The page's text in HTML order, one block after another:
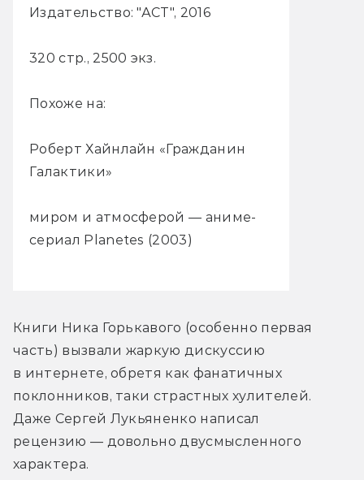
Издательство: "АСТ", 2016
320 стр., 2500 экз.
Похоже на:
Роберт Хайнлайн «Гражданин
Галактики»
миром и атмосферой — аниме-
сериал Planetes (2003)
Книги Ника Горькавого (особенно первая
часть) вызвали жаркую дискуссию
в интернете, обретя как фанатичных
поклонников, таки страстных хулителей.
Даже Сергей Лукьяненко написал
рецензию — довольно двусмысленного
характера.